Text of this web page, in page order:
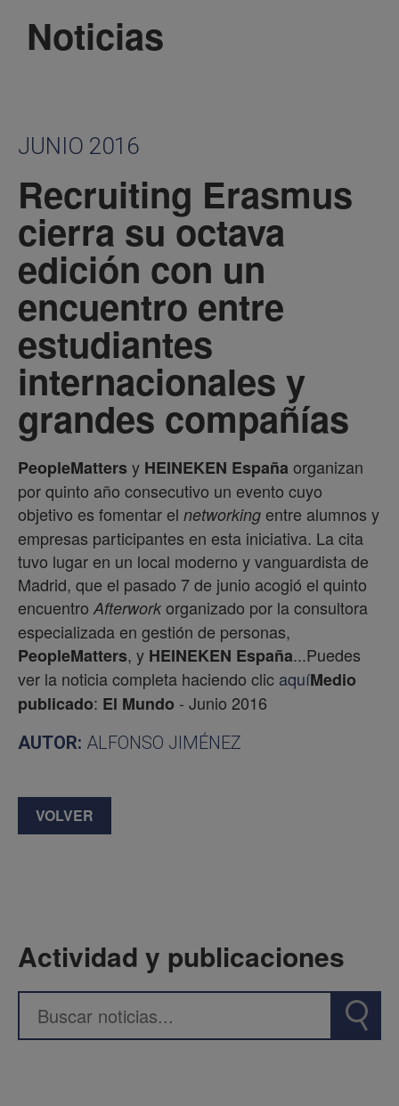
Noticias
JUNIO 2016
Recruiting Erasmus
cierra su octava
edición con un
encuentro entre
estudiantes
internacionales y
grandes compañías
PeopleMattersy HEINEKEN Españaorganizan
por quinto año consecutivo un evento cuyo
objetivo es fomentar el networking entre alumnos y
empresas participantes en esta iniciativa. La cita
tuvo lugar en un local moderno y vanguardista de
Madrid, que el pasado 7 de junio acogió el quinto
encuentroAfterwork organizado por la consultora
especializada en gestión de personas,
PeopleMatters, y HEINEKEN España...Puedes
ver la noticia completa haciendo clic aquíMedio
publicado: El Mundo - Junio 2016
AUTOR: ALFONSO JIMÉNEZ
VOLVER
Actividad y publicaciones